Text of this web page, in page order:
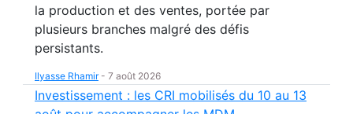
la production et des ventes, portée par
plusieurs branches malgré des défis
persistants.
Ilyasse Rhamir- 7 août 2026
Investissement : les CRI mobilisés du 10 au 13